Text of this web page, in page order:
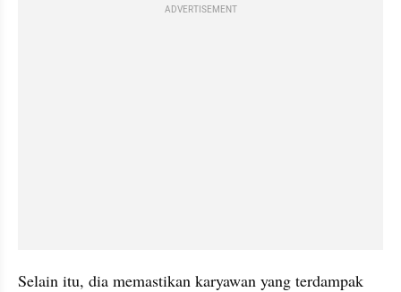
ADVERTISEMENT
Selain itu, dia memastikan karyawan yang terdampak